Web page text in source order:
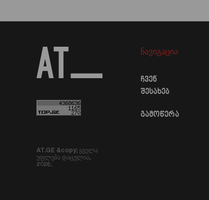
AT.GE &copy; ყველა
უფლება დაცულია,
2026.
ნავიგაცია
ჩვენ
შესახებ
გამოწერა